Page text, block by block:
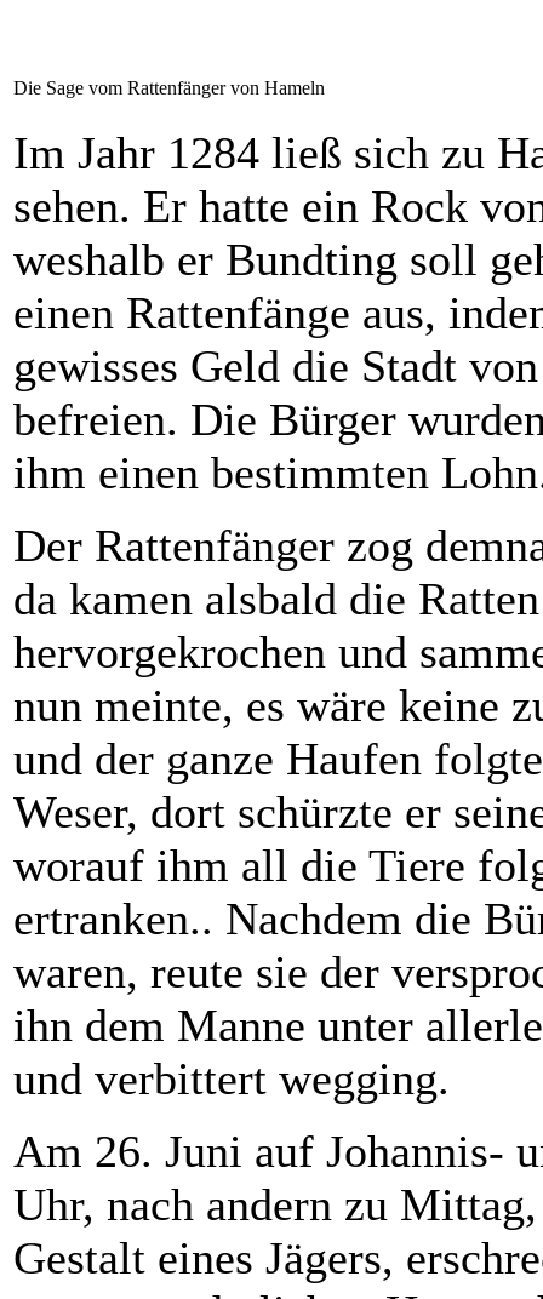
Die Sage vom Rattenfänger von Hameln
Im Jahr 1284 ließ sich zu
sehen. Er hatte ein Rock
weshalb er Bundting soll
einen Rattenfänge aus,
gewisses Geld die Stadt
befreien. Die Bürger
ihm einen bestimmten
Der Rattenfänger zog
da kamen alsbald die
hervorgekrochen und
nun meinte, es wäre keine
und der ganze Haufen
Weser, dort schürzte er
worauf ihm all die Tiere
ertranken.. Nachdem die
waren, reute sie der
ihn dem Manne unter
und verbittert wegging.
Am 26. Juni auf Johannis-
Uhr, nach andern zu
Gestalt eines Jägers,